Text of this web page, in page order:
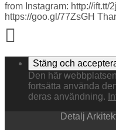
from Instagram: http://ift.tt/
https://goo.gl/77ZsGH
Den här
fortsätta använda
deras användning.
Detalj